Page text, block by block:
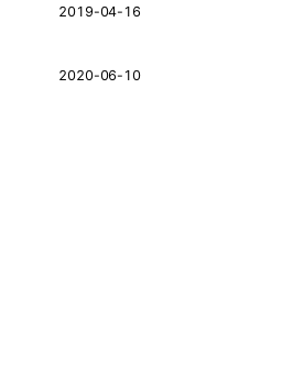
2019-04-16
2020-06-10